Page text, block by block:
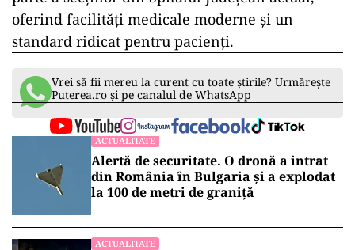
oferind facilități medicale moderne și un
standard ridicat pentru pacienți.
Vrei să fii mereu la curent cu toate știrile? Urmărește
Puterea.ro și pe canalul de WhatsApp
ACTUALITATE
Alertă de securitate. O dronă a intrat
din România în Bulgaria şi a explodat
la 100 de metri de graniţă
ACTUALITATE